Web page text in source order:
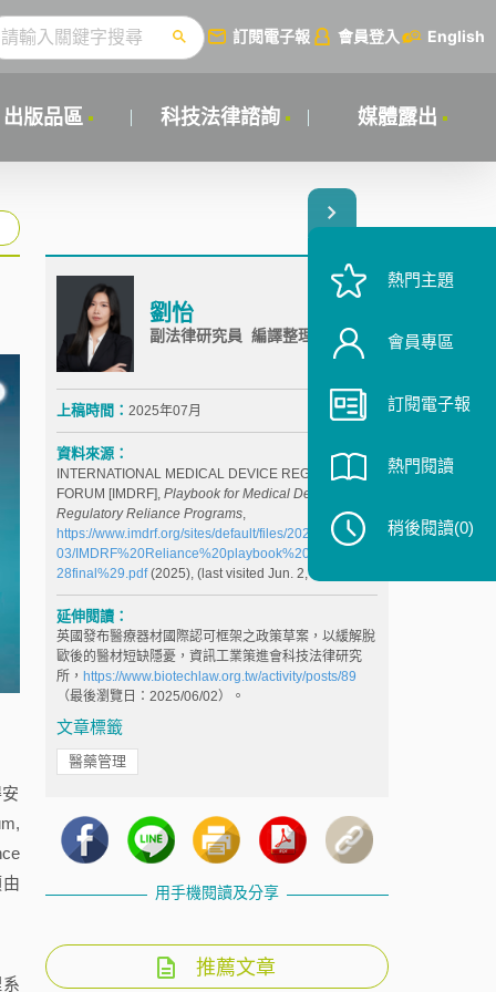
訂閱電子報 會員登入 English
出版品區 科技法律諮詢 媒體露出
劉怡
副法律研究員 編譯整理
上稿時間： 2025年07月
資料來源：
INTERNATIONAL MEDICAL DEVICE REGULATORS
FORUM [IMDRF], Playbook for Medical Device
Regulatory Reliance Programs,
https://www.imdrf.org/sites/default/files/2025-
03/IMDRF%20Reliance%20playbook%20draft%20%
28final%29.pdf(2025), (last visited Jun. 2, 2025).
延伸閱讀：
英國發布醫療器材國際認可框架之政策草案，以緩解脫
歐後的醫材短缺隱憂，資訊工業策進會科技法律研究
所， https://www.biotechlaw.org.tw/activity/posts/89
（最後瀏覽日：2025/06/02）。
文章標籤
醫藥管理
用手機閱讀及分享
推薦文章
熱門主題
會員專區
訂閱電子報
熱門閱讀
稍後閱讀(0)